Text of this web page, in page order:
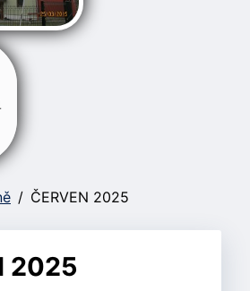
ČERVEN 2025
2025